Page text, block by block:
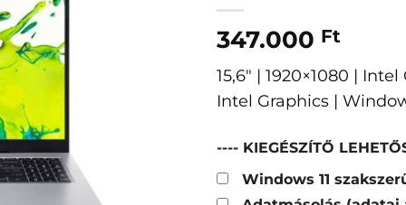
347.000 Ft
15,6″ | 1920×1080 |
Intel Graphics |
---- KIEGÉSZÍTŐ
Windows 11